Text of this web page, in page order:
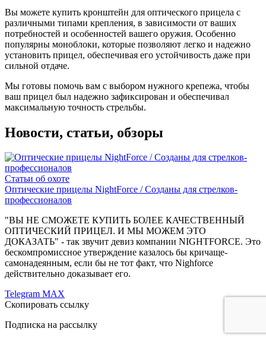
Вы можете купить кронштейн для оптического прицела с
различными типами крепления, в зависимости от ваших
потребностей и особенностей вашего оружия. Особенно
популярны моноблоки, которые позволяют легко и надежно
установить прицел, обеспечивая его устойчивость даже при
сильной отдаче.
Мы готовы помочь вам с выбором нужного крепежа, чтобы
ваш прицел был надежно зафиксирован и обеспечивал
максимальную точность стрельбы.
Новости, статьи, обзоры
Статьи об охоте
Оптические прицелы NightForce / Созданы для стрелков-
профессионалов
"ВЫ НЕ СМОЖЕТЕ КУПИТЬ БОЛЕЕ КАЧЕСТВЕННЫЙ
ОПТИЧЕСКИЙ ПРИЦЕЛ. И МЫ МОЖЕМ ЭТО
ДОКАЗАТЬ" - так звучит девиз компании NIGHTFORCE. Это
бескомпромиссное утверждение казалось бы кричаще-
самонадеянным, если бы не тот факт, что Nighforce
действительно доказывает его.
Telegram MAX
Скопировать ссылку
Подписка на рассылку